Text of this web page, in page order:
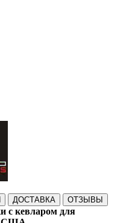
ДОСТАВКА ОТЗЫВЫ
с кевларом для